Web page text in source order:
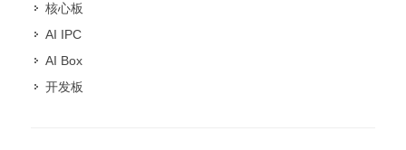
核心板
AI IPC
AI Box
开发板